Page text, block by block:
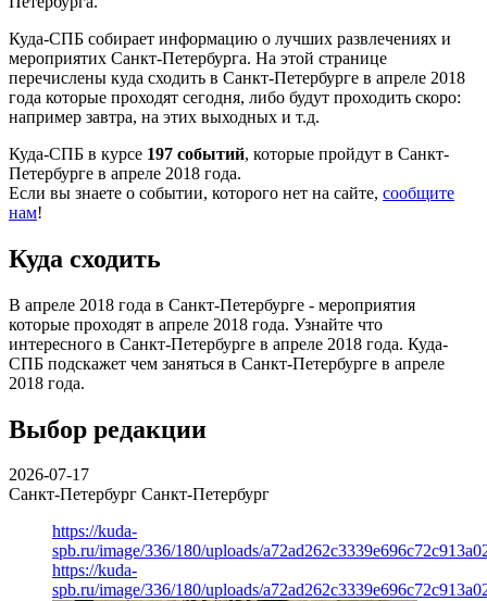
Куда-СПБ собирает информацию о лучших развлечениях и
мероприятих Санкт-Петербурга. На этой странице
перечислены куда сходить в Санкт-Петербурге в апреле 2018
года которые проходят сегодня, либо будут проходить скоро:
например завтра, на этих выходных и т.д.
Куда-СПБ в курсе 197 событий, которые пройдут в Санкт-
Петербурге в апреле 2018 года.
Если вы знаете о событии, которого нет на сайте, сообщите
нам!
Куда сходить
В апреле 2018 года в Санкт-Петербурге - мероприятия
которые проходят в апреле 2018 года. Узнайте что
интересного в Санкт-Петербурге в апреле 2018 года. Куда-
СПБ подскажет чем заняться в Санкт-Петербурге в апреле
2018 года.
Выбор редакции
2026-07-17
Санкт-Петербург Санкт-Петербург
https://kuda-
spb.ru/image/336/180/uploads/
https://kuda-
spb.ru/image/336/180/uploads/